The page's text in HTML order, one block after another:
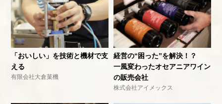
「おいしい」を技術と機材で支
える
有限会社大倉菓機
経営の“困った”を解決！？
一風変わったオセアニアワイン
の販売会社
株式会社アイメックス